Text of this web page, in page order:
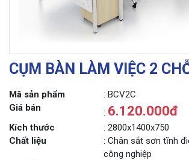
CỤM BÀN LÀM VIỆC 2
Mã sản phẩm
: BCV2C
Giá bán
: 6.120.000đ
Kích thước
: 2800x1400x750
Chất liệu
: Chân sắt sơn tĩnh
công nghiệp